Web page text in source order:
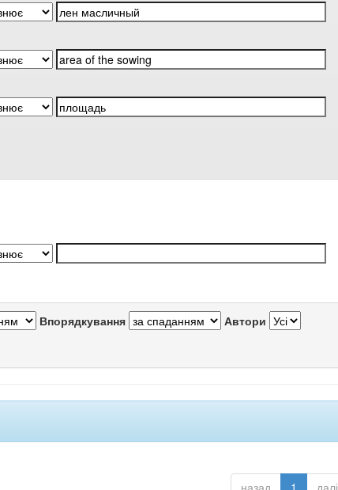
Впорядкування Автори
назад 1 далі